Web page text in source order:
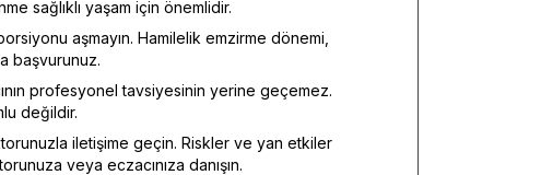
sağlıklı yaşam için önemlidir.
aşmayın. Hamilelik emzirme dönemi,
başvurunuz.
profesyonel tavsiyesinin yerine geçemez.
değildir.
iletişime geçin. Riskler ve yan etkiler
veya eczacınıza danışın.